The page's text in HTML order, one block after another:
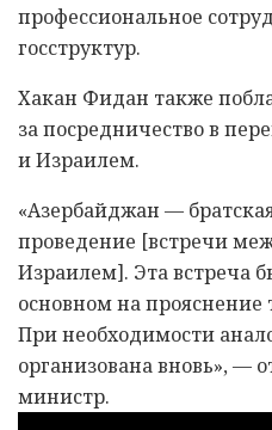
профессиональное
госструктур.
Хакан Фидан также
за посредничество в
и Израилем.
«Азербайджан —
проведение [встречи
Израилем]. Эта встреча
основном на прояснение
При необходимости
организована вновь», —
министр.